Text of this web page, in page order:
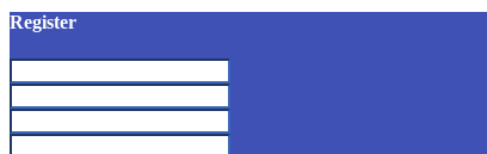
Register